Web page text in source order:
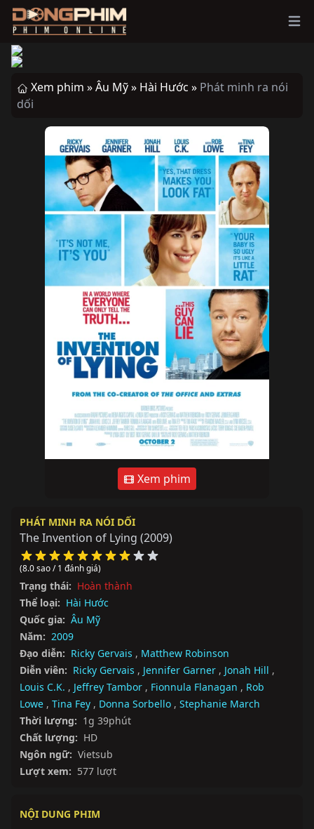
Xem phim »Âu Mỹ » Hài Hước » Phát minh ra nói
dối
Xem phim
PHÁT MINH RA NÓI DỐI
The Invention of Lying (2009)
(8.0 sao / 1 đánh giá)
Trạng thái: Hoàn thành
Thể loại: Hài Hước
Quốc gia: Âu Mỹ
Năm: 2009
Đạo diễn: Ricky Gervais , Matthew Robinson
Diễn viên: Ricky Gervais , Jennifer Garner , Jonah Hill ,
Louis C.K. , Jeffrey Tambor , Fionnula Flanagan , Rob
Lowe , Tina Fey , Donna Sorbello , Stephanie March
Thời lượng: 1g 39phút
Chất lượng: HD
Ngôn ngữ: Vietsub
Lượt xem: 577 lượt
NỘI DUNG PHIM